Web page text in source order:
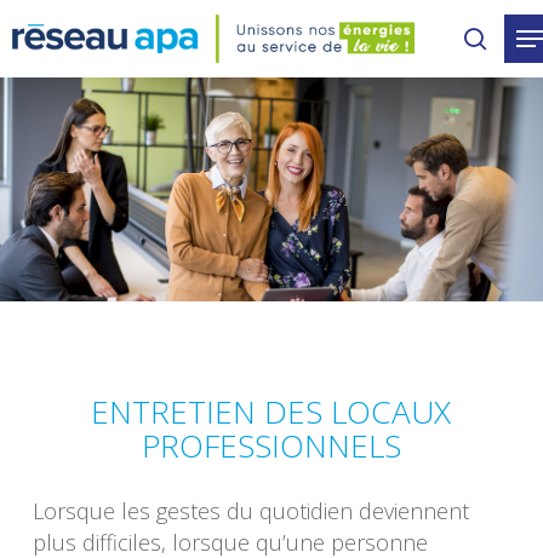
to
main
content
ENTRETIEN DES LOCAUX
PROFESSIONNELS
Lorsque les gestes du quotidien deviennent
plus difficiles, lorsque qu’une personne